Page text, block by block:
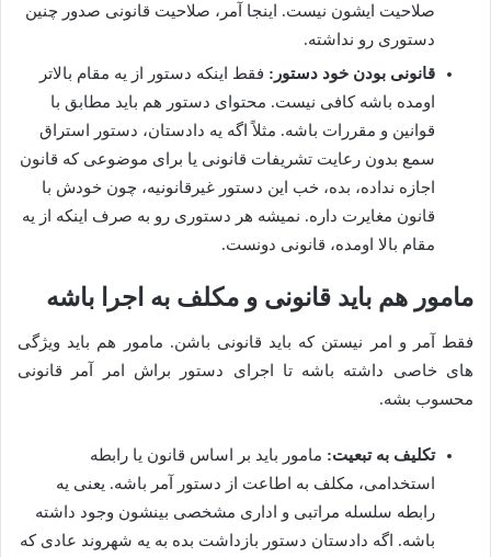
صلاحیت ایشون نیست. اینجا آمر، صلاحیت قانونی صدور چنین
دستوری رو نداشته.
قانونی بودن خود دستور: فقط اینکه دستور از یه مقام بالاتر
اومده باشه کافی نیست. محتوای دستور هم باید مطابق با
قوانین و مقررات باشه. مثلاً اگه یه دادستان، دستور استراق
سمع بدون رعایت تشریفات قانونی یا برای موضوعی که قانون
اجازه نداده، بده، خب این دستور غیرقانونیه، چون خودش با
قانون مغایرت داره. نمیشه هر دستوری رو به صرف اینکه از یه
مقام بالا اومده، قانونی دونست.
مامور هم باید قانونی و مکلف به اجرا باشه
فقط آمر و امر نیستن که باید قانونی باشن. مامور هم باید ویژگی
های خاصی داشته باشه تا اجرای دستور براش امر آمر قانونی
محسوب بشه.
تکلیف به تبعیت: مامور باید بر اساس قانون یا رابطه
استخدامی، مکلف به اطاعت از دستور آمر باشه. یعنی یه
رابطه سلسله مراتبی و اداری مشخصی بینشون وجود داشته
باشه. اگه دادستان دستور بازداشت بده به یه شهروند عادی که